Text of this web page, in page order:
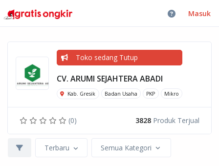
Masuk
Toko sedang Tutup
CV. ARUMI SEJAHTERA ABADI
Kab. Gresik Badan Usaha PKP Mikro
(0) 3828 Produk Terjual
Terbaru Semua Kategori